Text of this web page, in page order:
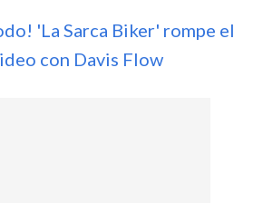
'La Sarca Biker' rompe el
con Davis Flow